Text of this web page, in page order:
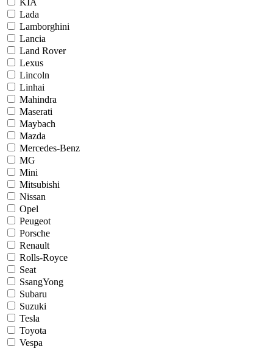
KIA
Lada
Lamborghini
Lancia
Land Rover
Lexus
Lincoln
Linhai
Mahindra
Maserati
Maybach
Mazda
Mercedes-Benz
MG
Mini
Mitsubishi
Nissan
Opel
Peugeot
Porsche
Renault
Rolls-Royce
Seat
SsangYong
Subaru
Suzuki
Tesla
Toyota
Vespa